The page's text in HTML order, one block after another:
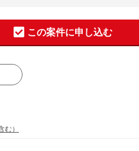
この案件に申し込む
）